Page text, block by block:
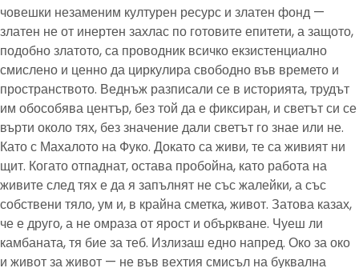
човешки незаменим културен ресурс и златен фонд —
златен не от инертен захлас по готовите епитети, а защото,
подобно златото, са проводник всичко екзистенциално
смислено и ценно да циркулира свободно във времето и
пространството. Веднъж разписали се в историята, трудът
им обособява център, без той да е фиксиран, и светът си се
върти около тях, без значение дали светът го знае или не.
Като с Махалото на Фуко. Докато са живи, те са живият ни
щит. Когато отпаднат, остава пробойна, като работа на
живите след тях е да я запълнят не със жалейки, а със
собствени тяло, ум и, в крайна сметка, живот. Затова казах,
че е друго, а не омраза от ярост и объркване. Чуеш ли
камбаната, тя бие за теб. Излизаш едно напред. Око за око
и живот за живот — не във вехтия смисъл на буквална